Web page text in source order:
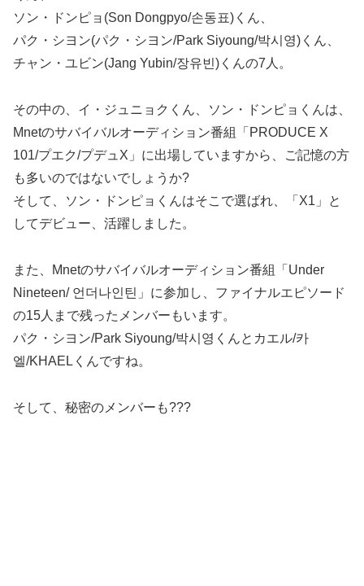
ソン・ドンピョ(Son Dongpyo/손동표)くん、
パク・シヨン(パク・シヨン/Park Siyoung/박시영)くん、
チャン・ユビン(Jang Yubin/장유빈)くんの7人。
その中の、イ・ジュニョクくん、ソン・ドンピョくんは、
Mnetのサバイバルオーディション番組「PRODUCE X
101/プエク/プデュX」に出場していますから、ご記憶の方
も多いのではないでしょうか?
そして、ソン・ドンピョくんはそこで選ばれ、「X1」と
してデビュー、活躍しました。
また、Mnetのサバイバルオーディション番組「Under
Nineteen/ 언더나인틴」に参加し、ファイナルエピソード
の15人まで残ったメンバーもいます。
パク・シヨン/Park Siyoung/박시영くんとカエル/카
엘/KHAELくんですね。
そして、秘密のメンバーも???